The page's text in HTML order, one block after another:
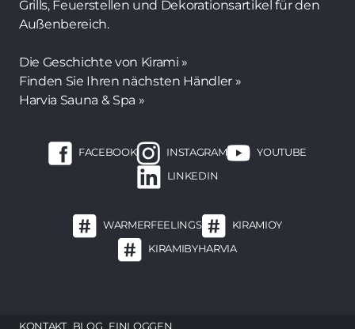
Grills, Feuerstellen und Dekorationsartikel für den
Außenbereich.
Die Geschichte von Kirami »
Finden Sie Ihren nächsten Händler »
Harvia Sauna & Spa »
FACEBOOK INSTAGRAM
YOUTUBE
LINKEDIN
WARMERFEELINGS
KIRAMIOY
KIRAMIBYHARVIA
KONTAKT BLOG EINLOGGEN